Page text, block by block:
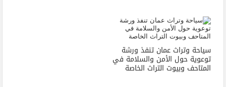
سياحة وتراث عمان تنفذ ورشة
توعوية حول الأمن والسلامة في
المتاحف وبيوت التراث الخاصة